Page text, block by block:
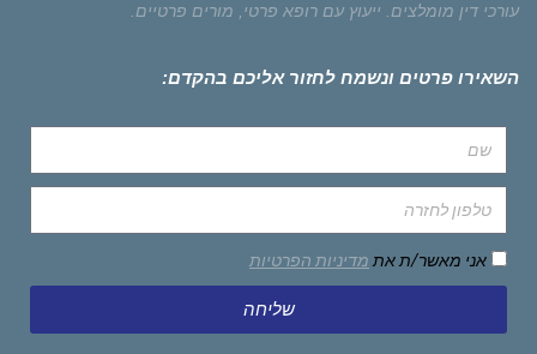
עורכי דין מומלצים. ייעוץ עם רופא פרטי, מורים פרטיים.
השאירו פרטים ונשמח לחזור אליכם בהקדם:
אני מאשר/ת את מדיניות הפרטיות
שליחה